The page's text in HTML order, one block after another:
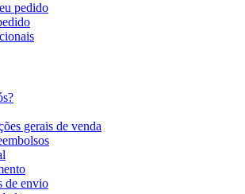
pedido
gerais de venda
de envio